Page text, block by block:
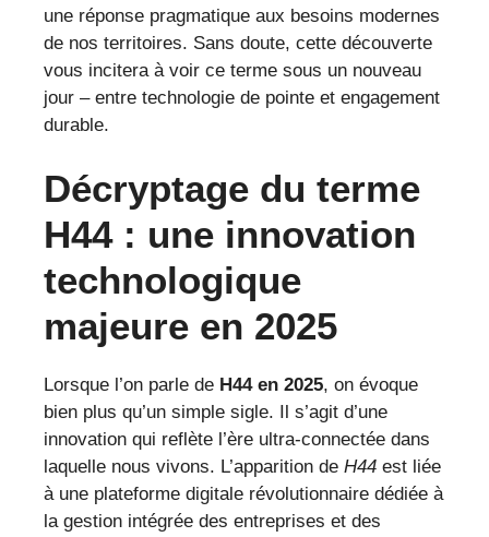
une réponse pragmatique aux besoins modernes
de nos territoires. Sans doute, cette découverte
vous incitera à voir ce terme sous un nouveau
jour – entre technologie de pointe et engagement
durable.
Décryptage du terme
H44 : une innovation
technologique
majeure en 2025
Lorsque l’on parle de H44 en 2025, on évoque
bien plus qu’un simple sigle. Il s’agit d’une
innovation qui reflète l’ère ultra-connectée dans
laquelle nous vivons. L’apparition de H44 est liée
à une plateforme digitale révolutionnaire dédiée à
la gestion intégrée des entreprises et des